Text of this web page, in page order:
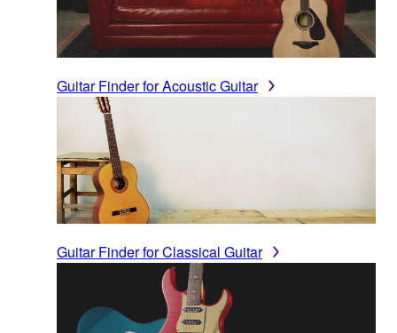
Guitar Finder for Acoustic Guitar
Guitar Finder for Classical Guitar